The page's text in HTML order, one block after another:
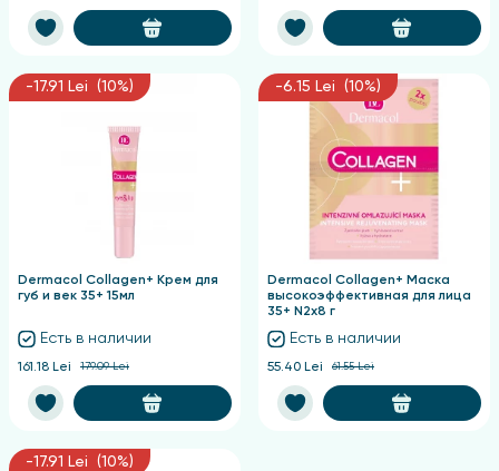
-17.91 Lei (10%)
Dermacol Collagen+ Крем для
губ и век 35+ 15мл
Есть в наличии
161.18 Lei 179.09 Lei
-6.15 Lei (10%)
Dermacol Collagen+ Маска
высокоэффективная для лица
35+ N2х8 г
Есть в наличии
55.40 Lei 61.55 Lei
-17.91 Lei (10%)